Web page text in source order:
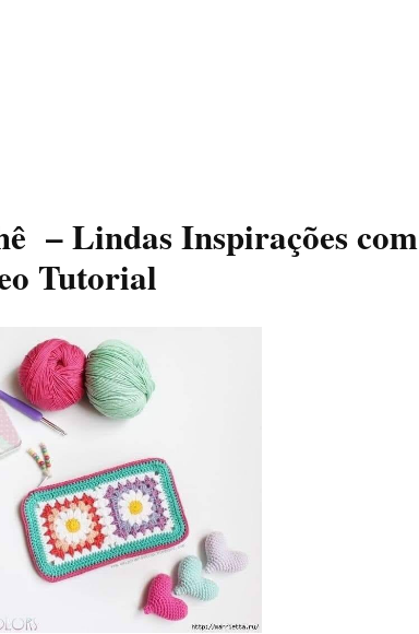
– Lindas Inspirações com
Tutorial